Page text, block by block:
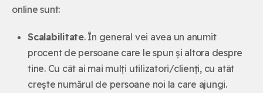
online sunt:
Scalabilitate. În general vei avea un anumit
procent de persoane care le spun și altora despre
tine. Cu cât ai mai mulți utilizatori/clienți, cu atât
crește numărul de persoane noi la care ajungi.